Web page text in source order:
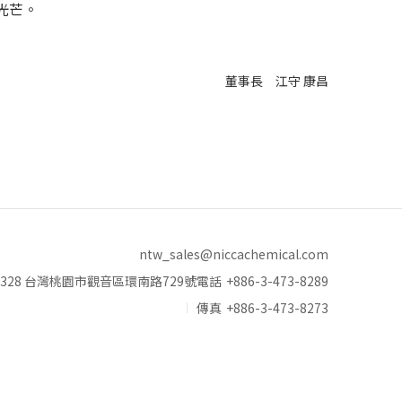
芒。
董事長 江守 康昌
ntw_sales@niccachemical.com
328 台灣桃園市觀音區環南路729號電話 +886-3-473-8289
傳真 +886-3-473-8273